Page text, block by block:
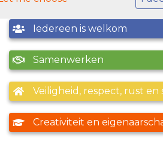
Iedereen is welkom
Samenwerken
Veiligheid, respect, rust
Creativiteit en